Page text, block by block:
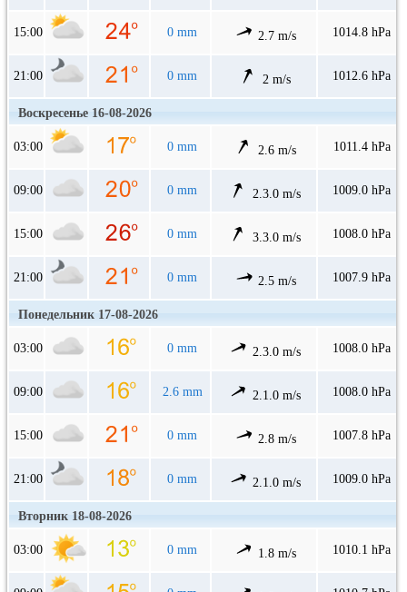
15:00 0 mm 2.7 m/s 1014.8 hPa
21:00 0 mm 2 m/s 1012.6 hPa
Воскресенье 16-08-2026
03:00 0 mm 2.6 m/s 1011.4 hPa
09:00 0 mm 2.3.0 m/s 1009.0 hPa
15:00 0 mm 3.3.0 m/s 1008.0 hPa
21:00 0 mm 2.5 m/s 1007.9 hPa
Понедельник 17-08-2026
03:00 0 mm 2.3.0 m/s 1008.0 hPa
09:00 2.6 mm 2.1.0 m/s 1008.0 hPa
15:00 0 mm 2.8 m/s 1007.8 hPa
21:00 0 mm 2.1.0 m/s 1009.0 hPa
Вторник 18-08-2026
03:00 0 mm 1.8 m/s 1010.1 hPa